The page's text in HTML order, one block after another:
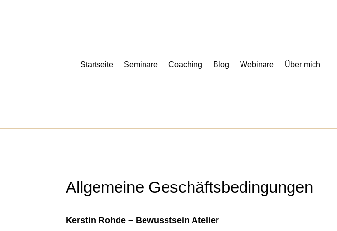
Startseite Seminare Coaching Blog Webinare Über mich
Allgemeine Geschäftsbedingungen
Kerstin Rohde – Bewusstsein Atelier